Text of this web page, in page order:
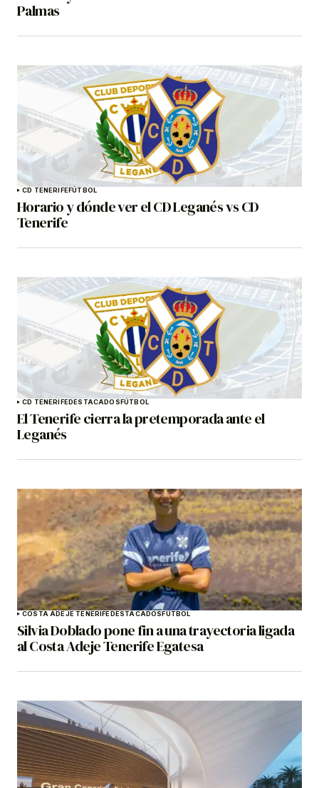
Palmas
CD TENERIFEFÚTBOL
Horario y dónde ver el CD Leganés vs CD
Tenerife
CD TENERIFEDESTACADOS FÚTBOL
El Tenerife cierra la pretemporada ante el
Leganés
COSTA ADEJE TENERIFE DESTACADOS FÚTBOL
Silvia Doblado pone fin a una trayectoria ligada
al Costa Adeje Tenerife Egatesa